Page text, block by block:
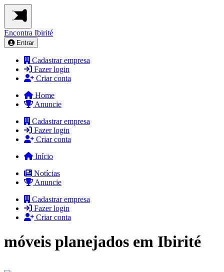
Encontra Ibirité
Entrar
Cadastrar empresa
Fazer login
Criar conta
Home
Anuncie
Cadastrar empresa
Fazer login
Criar conta
Início
Notícias
Anuncie
Cadastrar empresa
Fazer login
Criar conta
móveis planejados em Ibirité